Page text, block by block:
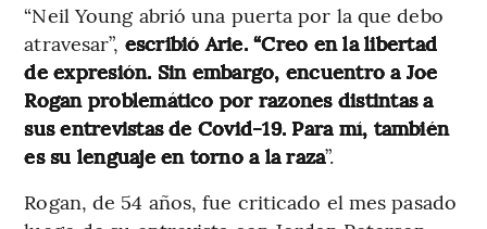
“Neil Young abrió una puerta por la que debo
atravesar”, escribió Arie. “Creo en la libertad
de expresión. Sin embargo, encuentro a Joe
Rogan problemático por razones distintas a
sus entrevistas de Covid-19. Para mí, también
es su lenguaje en torno a la raza”.
Rogan, de 54 años, fue criticado el mes pasado